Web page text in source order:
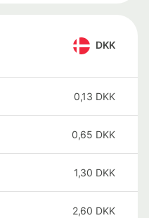
DKK
0,13 DKK
0,65 DKK
1,30 DKK
2,60 DKK